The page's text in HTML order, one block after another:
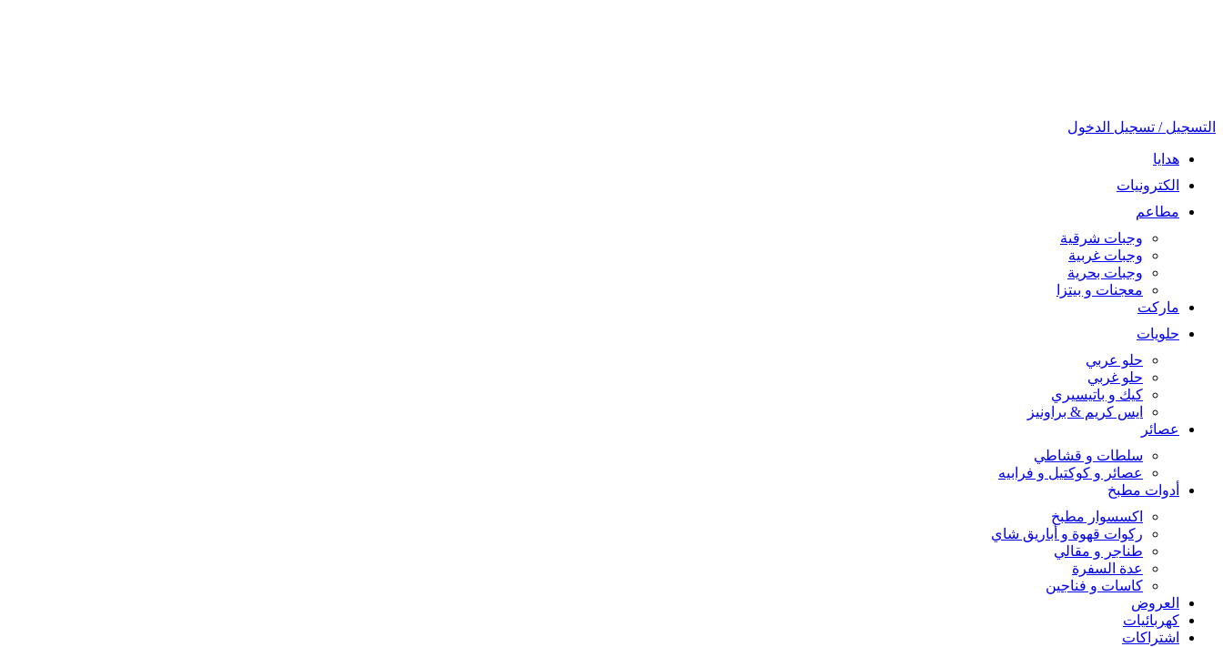
التسجيل / تسجيل الدخول
هدايا
الكترونيات
مطاعم
وجبات شرقية
وجبات غربية
وجبات بحرية
معجنات و بيتزا
ماركت
حلويات
حلو عربي
حلو غربي
كيك و باتيسيري
ايس كريم & براونيز
عصائر
سلطات و قشاطي
عصائر و كوكتيل و فرابيه
أدوات مطبخ
اكسسوار مطبخ
ركوات قهوة و أباريق شاي
طناجر و مقالي
عدة السفرة
كاسات و فناجين
العروض
كهربائيات
اشتراكات